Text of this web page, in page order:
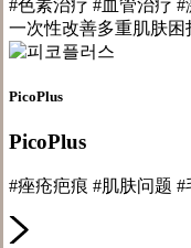
#色素治疗 #血管治疗
一次性改善多重肌肤困
PicoPlus
PicoPlus
#痤疮疤痕 #肌肤问题